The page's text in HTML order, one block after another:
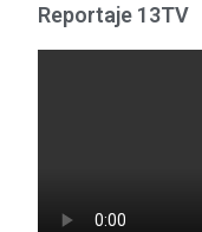
Reportaje 13TV